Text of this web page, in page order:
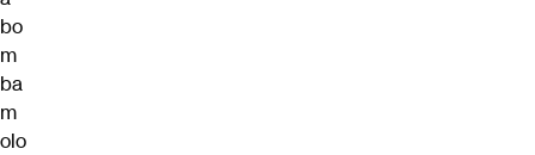
bo
m
ba
m
olo